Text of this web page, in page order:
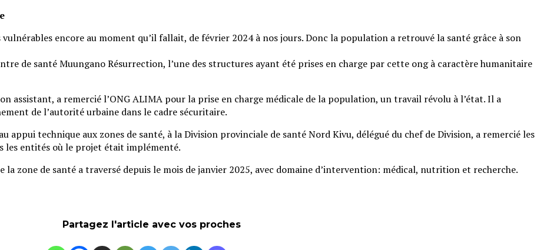
encore au moment qu’il fallait, de février 2024 à nos jours. Donc la population a retrouvé la santé grâce à son
de santé Muungano Résurrection, l’une des structures ayant été prises en charge par cette ong à caractère humanitaire
assistant, a remercié l’ONG ALIMA pour la prise en charge médicale de la population, un travail révolu à l’état. Il a
de l’autorité urbaine dans le cadre sécuritaire.
appui technique aux zones de santé, à la Division provinciale de santé Nord Kivu, délégué du chef de Division, a remercié les
les entités où le projet était implémenté.
la zone de santé a traversé depuis le mois de janvier 2025, avec domaine d’intervention: médical, nutrition et recherche.
Partagez l'article avec vos proches